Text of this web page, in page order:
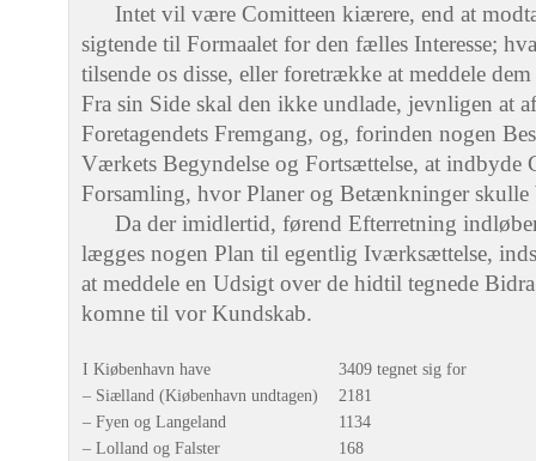
Intet vil være Comitteen kiærere, end at
sigtende til Formaalet for den fælles Interesse;
tilsende os disse, eller foretrække at meddele
Fra sin Side skal den ikke undlade, jevnligen at
Foretagendets Fremgang, og, forinden nogen
Værkets Begyndelse og Fortsættelse, at indbyde
Forsamling, hvor Planer og Betænkninger skulle
Da der imidlertid, førend Efterretning
lægges nogen Plan til egentlig Iværksættelse,
at meddele en Udsigt over de hidtil tegnede
komne til vor Kundskab.
I Kiøbenhavn have
– Siælland (Kiøbenhavn undtagen)
– Fyen og Langeland
– Lolland og Falster
3409 tegnet sig for
2181
1134
168